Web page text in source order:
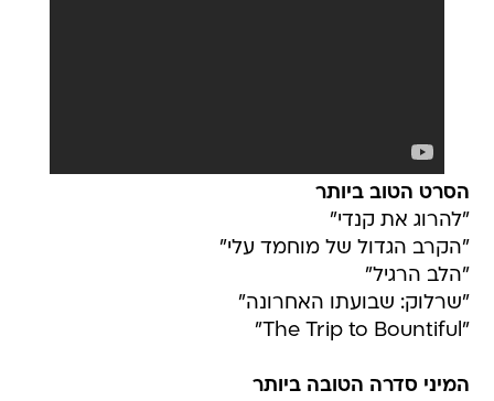
הסרט הטוב ביותר
"להרוג את קנדי"
"הקרב הגדול של מוחמד עלי"
"הלב הרגיל"
"שרלוק: שבועתו האחרונה"
"The Trip to Bountiful"
המיני סדרה הטובה ביותר